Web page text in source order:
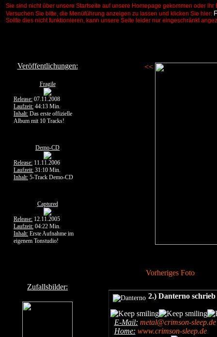
Sie sind nicht über unsere Startseite auf unsere Homepage gekommen oder
Versuchen Sie bitte, die Menüführung anzeigen zu lassen und klicken Sie hier:
Sollte dies nicht funktionieren, kann unsere Seite leider nur eingeschränkt
Veröffentlichungen:
Fragile
Release: 07.11.2008
Laufzeit: 44:13 Min.
Inhalt: Das erste offizielle
Album mit 10 Tracks!
Demo-CD
Release: 11.11.2006
Laufzeit: 31:10 Min.
Inhalt: 5-Track Demo-CD
Captured
Release: 12.11.2005
Laufzeit: 04:22 Min.
Inhalt: Erste Aufnahme im
eigenem Tonstudio!
Zufallsbilder:
<<
Vorheriges Foto
2.) Danterno
E-Mail: metal@crimson-sleep.de
Home: www.crimson-sleep.de